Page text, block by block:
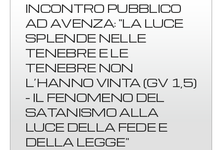
INCONTRO PUBBLICO
AD AVENZA: "LA LUCE
SPLENDE NELLE
TENEBRE E LE
TENEBRE NON
L’HANNO VINTA (GV 1,5)
- IL FENOMENO DEL
SATANISMO ALLA
LUCE DELLA FEDE E
DELLA LEGGE"